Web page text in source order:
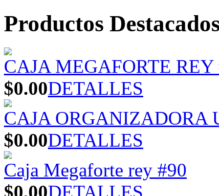
Productos
CAJA MEGAFORTE
$0.00DETALLES
CAJA ORGANIZADORA
$0.00DETALLES
Caja Megaforte rey #90
$0.00DETALLES